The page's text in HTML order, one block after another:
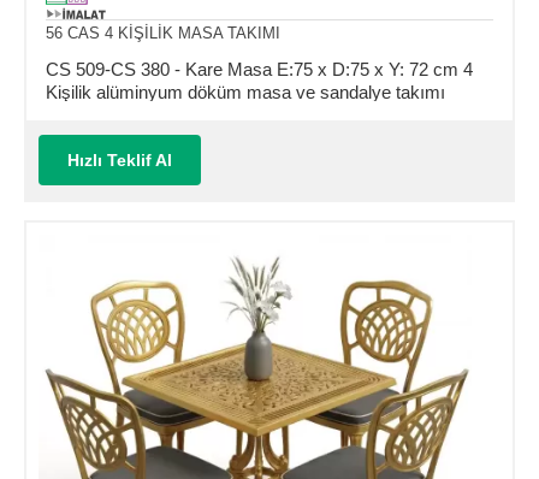
56 CAS 4 KİŞİLİK MASA TAKIMI
CS 509-CS 380 - Kare Masa E:75 x D:75 x Y: 72 cm 4
Kişilik alüminyum döküm masa ve sandalye takımı
Hızlı Teklif Al